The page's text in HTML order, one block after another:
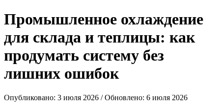
Промышленное охлаждение
для склада и теплицы: как
продумать систему без
лишних ошибок
Опубликовано: 3 июля 2026 / Обновлено: 6 июля 2026